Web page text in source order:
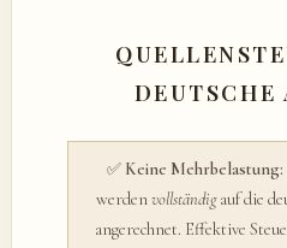
DEUTSCHE
✅ Keine Mehrbelastung:
werdenvollständigauf die
angerechnet. Effektive